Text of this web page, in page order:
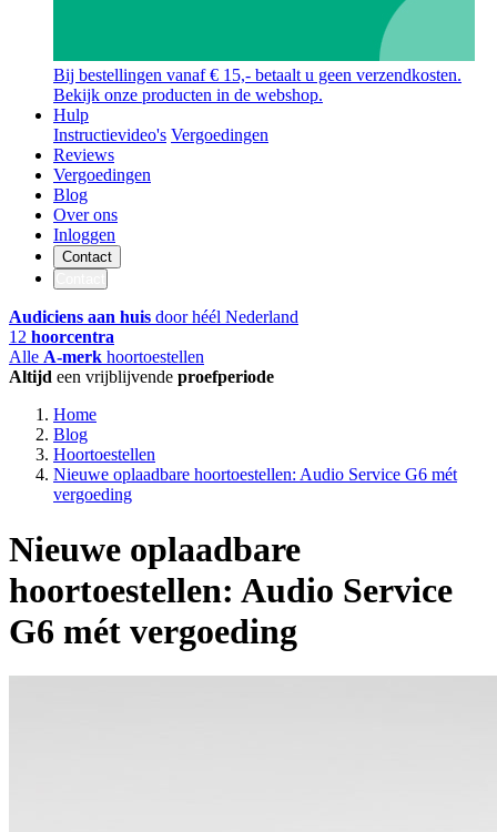
Bij bestellingen vanaf € 15,- betaalt u geen verzendkosten.
Bekijk onze producten in de webshop.
Hulp
Instructievideo's Vergoedingen
Reviews
Vergoedingen
Blog
Over ons
Inloggen
Contact
Audiciens aan huis door héél Nederland
12 hoorcentra
Alle A-merk hoortoestellen
Altijd een vrijblijvende proefperiode
Home
Blog
Hoortoestellen
Nieuwe oplaadbare hoortoestellen: Audio Service G6 mét
vergoeding
Nieuwe oplaadbare
hoortoestellen: Audio Service
G6 mét vergoeding